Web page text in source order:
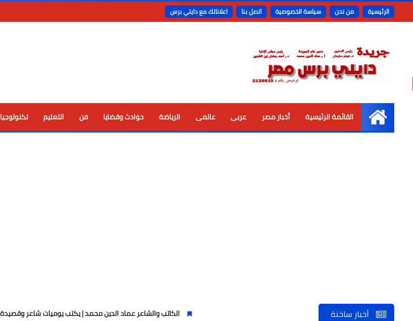
الرئيسية من نحن سياسة الخصوصية اتصل بنا اعلاناتك مع دايلي برس
الرئيسية
القائمة الرئيسية أخبار مصر عربى عالمى الرياضة حوادث وقضايا فن التعليم تكنولوجيا
أخبار ساخنة الكاتب والشاعر عماد الدين محمد | يكتب يوميات شاعر وقصيدة : مازلتُ بخير